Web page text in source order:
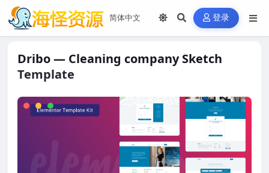
登录
Dribo — Cleaning company Sketch
Template